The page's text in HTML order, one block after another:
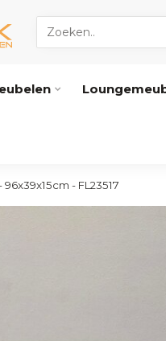
- FL23517